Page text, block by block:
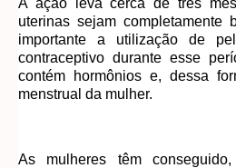
A ação leva cerca de três
uterinas sejam completamente
importante a utilização de
contraceptivo durante esse
contém hormônios e, dessa
menstrual da mulher.
As mulheres têm